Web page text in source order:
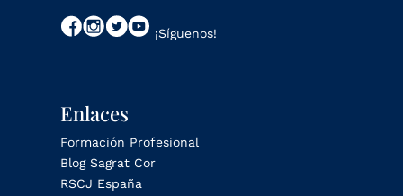
¡Síguenos!
Enlaces
Formación Profesional
Blog Sagrat Cor
RSCJ España